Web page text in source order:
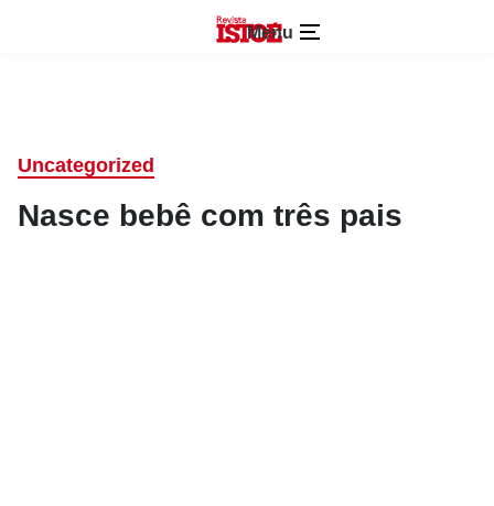
Menu
Uncategorized
Nasce bebê com três pais